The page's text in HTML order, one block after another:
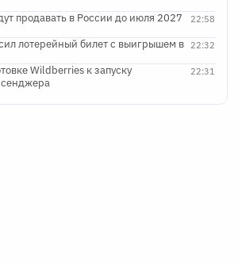
22:58
продавать в России до июля 2027
22:32
лотерейный билет с выигрышем в
22:31
Wildberries к запуску